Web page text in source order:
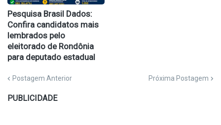
Pesquisa Brasil Dados:
Confira candidatos mais
lembrados pelo
eleitorado de Rondônia
para deputado estadual
Postagem Anterior Próxima Postagem
PUBLICIDADE